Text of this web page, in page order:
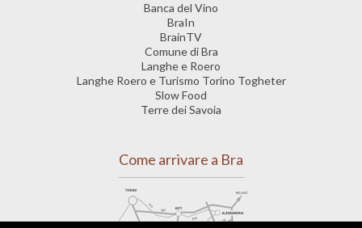
Banca del Vino
BraIn
BrainTV
Comune di Bra
Langhe e Roero
Langhe Roero e Turismo Torino Togheter
Slow Food
Terre dei Savoia
Come arrivare a Bra